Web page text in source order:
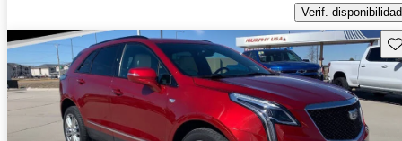
Verif. disponibilidad